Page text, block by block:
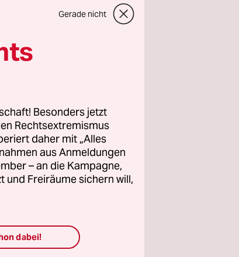
ist
mit
Gerade nicht
Besonders jetzt
Rechtsextremismus
daher mit „Alles
aus Anmeldungen
– an die Kampagne,
und Freiräume sichern will,
dabei!